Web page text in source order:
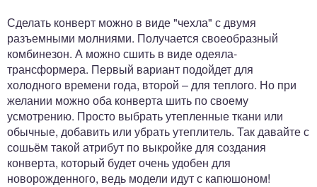
Сделать конверт можно в виде "чехла" с двумя
разъемными молниями. Получается своеобразный
комбинезон. А можно сшить в виде одеяла-
трансформера. Первый вариант подойдет для
холодного времени года, второй – для теплого. Но при
желании можно оба конверта шить по своему
усмотрению. Просто выбрать утепленные ткани или
обычные, добавить или убрать утеплитель. Так давайте с
сошьём такой атрибут по выкройке для создания
конверта, который будет очень удобен для
новорожденного, ведь модели идут с капюшоном!